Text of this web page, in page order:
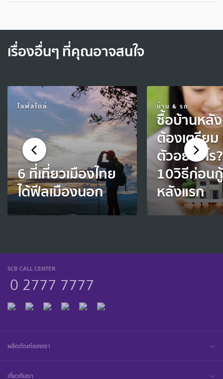
เรื่องอื่นๆ ที่คุณอาจสนใจ
ไลฟ์สไตล์
6 ที่เที่ยวเมืองไทย
ได้ฟีลเมืองนอก
บ้าน & รถ
ซื้อบ้านหลั
ต้องเตรียม
ตัวอย่างไร
10วิธีก่อน
หลังแรก
SCB CALL CENTER
0 2777 7777
ผลิตภัณฑ์ของเรา
เกี่ยวกับเรา